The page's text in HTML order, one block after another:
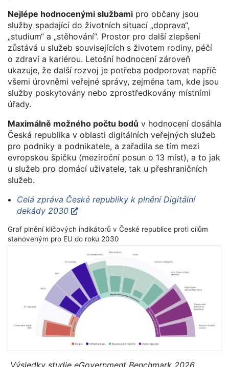
Nejlépe hodnocenými službami pro občany jsou
služby spadající do životních situací „doprava“,
„studium“ a „stěhování“. Prostor pro další zlepšení
zůstává u služeb souvisejících s životem rodiny, péčí
o zdraví a kariérou. Letošní hodnocení zároveň
ukazuje, že další rozvoj je potřeba podporovat napříč
všemi úrovněmi veřejné správy, zejména tam, kde jsou
služby poskytovány nebo zprostředkovány místními
úřady.
Maximálně možného počtu bodů v hodnocení dosáhla
Česká republika v oblasti digitálních veřejných služeb
pro podniky a podnikatele, a zařadila se tím mezi
evropskou špičku (meziroční posun o 13 míst), a to jak
u služeb pro domácí uživatele, tak u přeshraničních
služeb.
Celá zpráva České republiky k plnění Digitální
dekády 2030
Graf plnění klíčových indikátorů v České republice proti cílům
stanoveným pro EU do roku 2030